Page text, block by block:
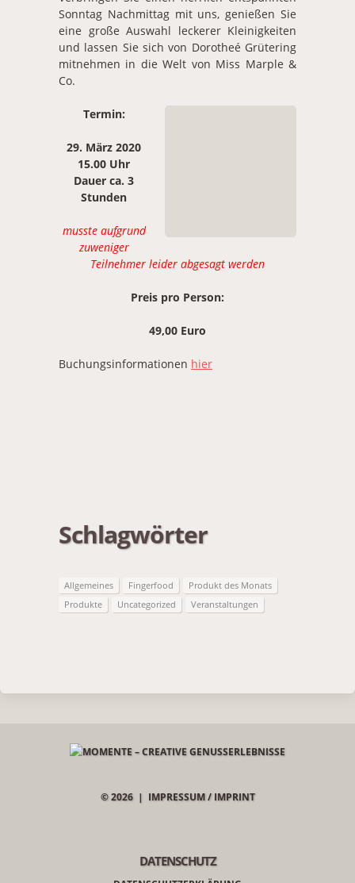
Sonntag Nachmittag mit uns, genießen Sie
eine große Auswahl leckerer Kleinigkeiten
und lassen Sie sich von Dorotheé Grütering
mitnehmen in die Welt von Miss Marple &
Co.
Termin:
29. März 2020
15.00 Uhr
Dauer ca. 3
Stunden
musste aufgrund
zuweniger
Teilnehmer leider abgesagt werden
Preis pro Person:
49,00 Euro
Buchungsinformationen hier
Schlagwörter
Allgemeines Fingerfood
Produkt des Monats
Produkte
Uncategorized Veranstaltungen
© 2026 | IMPRESSUM / IMPRINT
DATENSCHUTZ